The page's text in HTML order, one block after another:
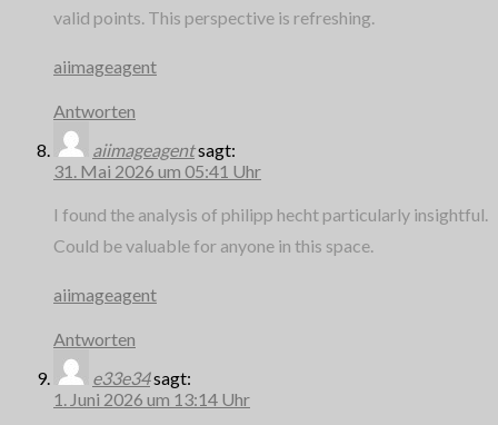
valid points. This perspective is refreshing.
aiimageagent
Antworten
aiimageagentsagt:
31. Mai 2026 um 05:41 Uhr
I found the analysis of philipp hecht particularly insightful.
Could be valuable for anyone in this space.
aiimageagent
Antworten
e33e34sagt:
1. Juni 2026 um 13:14 Uhr